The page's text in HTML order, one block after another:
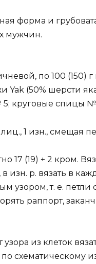
форма и
мужчин.
по 100 (150)
Yak (50% шерсти
круговые спицы №
1 изн., смещая
17 (19) + 2 кром.
изн. р. вязать в
узором, т. е. петли
раппорт,
из клеток
схематическому